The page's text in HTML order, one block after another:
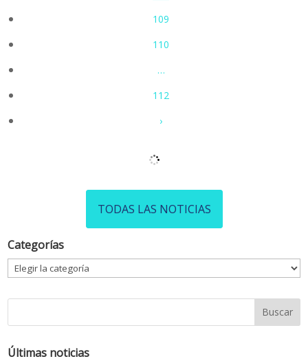
109
110
…
112
›
TODAS LAS NOTICIAS
Categorías
Categorías
Últimas noticias